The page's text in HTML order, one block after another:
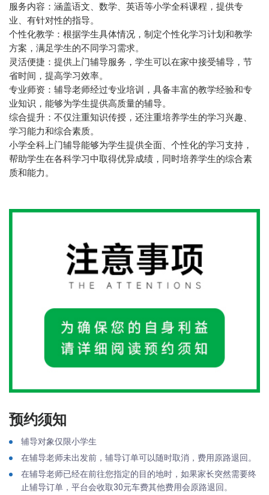
‌服务内容‌：涵盖语文、数学、英语等小学全科课程，提供专
业、有针对性的指导。
‌个性化教学‌：根据学生具体情况，制定个性化学习计划和教学
方案，满足学生的不同学习需求。
灵活便捷‌：提供上门辅导服务，学生可以在家中接受辅导，节
省时间，提高学习效率。
‌专业师资‌：辅导老师经过专业培训，具备丰富的教学经验和专
业知识，能够为学生提供高质量的辅导。
‌综合提升‌：不仅注重知识传授，还注重培养学生的学习兴趣、
学习能力和综合素质。
小学全科上门辅导能够为学生提供全面、个性化的学习支持，
帮助学生在各科学习中取得优异成绩，同时培养学生的综合素
质和能力‌。
预约须知
辅导对象仅限小学生
在辅导老师未出发前，辅导订单可以随时取消，费用原路退回。
在辅导老师已经在前往您指定的目的地时，如果家长突然需要终
止辅导订单，平台会收取30元车费其他费用会原路退回。